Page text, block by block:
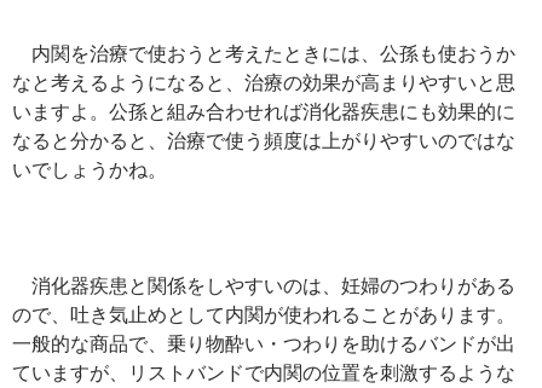
内関を治療で使おうと考えたときには、公孫も使おうか
なと考えるようになると、治療の効果が高まりやすいと思
いますよ。公孫と組み合わせれば消化器疾患にも効果的に
なると分かると、治療で使う頻度は上がりやすいのではな
いでしょうかね。
消化器疾患と関係をしやすいのは、妊婦のつわりがある
ので、吐き気止めとして内関が使われることがあります。
一般的な商品で、乗り物酔い・つわりを助けるバンドが出
ていますが、リストバンドで内関の位置を刺激するような